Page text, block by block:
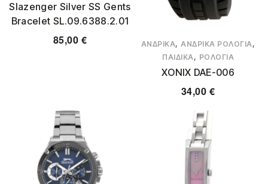
Slazenger Silver SS Gents
Bracelet SL.09.6388.2.01
85,00 € ΑΝΔΡΙΚΆ,ΑΝΔΡΙΚΆ ΡΟΛΌΓΙΑ,
ΠΑΙΔΙΚΆ, ΡΟΛΌΓΙΑ
XONIX DAE-006
34,00 €